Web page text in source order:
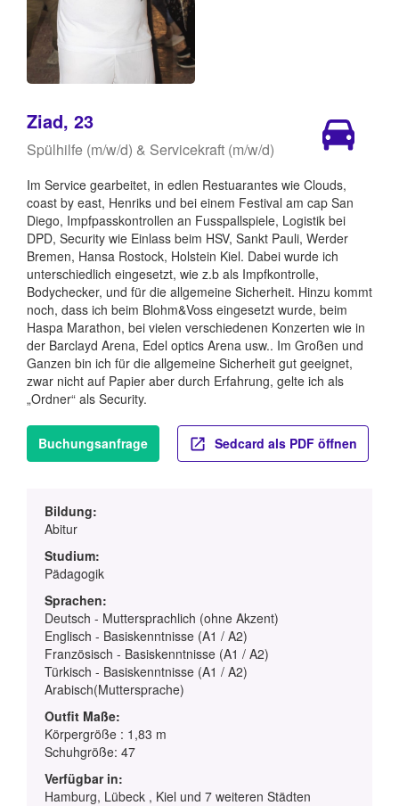
Ziad, 23
Spülhilfe (m/w/d) & Servicekraft (m/w/d)
Im Service gearbeitet, in edlen Restuarantes wie Clouds,
coast by east, Henriks und bei einem Festival am cap San
Diego, Impfpasskontrollen an Fusspallspiele, Logistik bei
DPD, Security wie Einlass beim HSV, Sankt Pauli, Werder
Bremen, Hansa Rostock, Holstein Kiel. Dabei wurde ich
unterschiedlich eingesetzt, wie z.b als Impfkontrolle,
Bodychecker, und für die allgemeine Sicherheit. Hinzu kommt
noch, dass ich beim Blohm&Voss eingesetzt wurde, beim
Haspa Marathon, bei vielen verschiedenen Konzerten wie in
der Barclayd Arena, Edel optics Arena usw.. Im Großen und
Ganzen bin ich für die allgemeine Sicherheit gut geeignet,
zwar nicht auf Papier aber durch Erfahrung, gelte ich als
„Ordner“ als Security.
Buchungsanfrage Sedcard als PDF öffnen
Bildung:
Abitur
Studium:
Pädagogik
Sprachen:
Deutsch - Muttersprachlich (ohne Akzent)
Englisch - Basiskenntnisse (A1 / A2)
Französisch - Basiskenntnisse (A1 / A2)
Türkisch - Basiskenntnisse (A1 / A2)
Arabisch(Muttersprache)
Outfit Maße:
Körpergröße : 1,83 m
Schuhgröße: 47
Verfügbar in:
Hamburg, Lübeck , Kiel und 7 weiteren Städten